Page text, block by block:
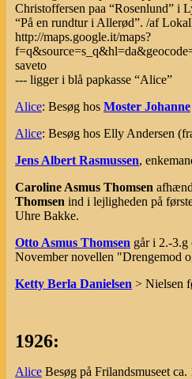
Christoffersen paa “Rosenlund” i
“På en rundtur i Allerød”. /af
http://maps.google.it/maps?
saveto
--- ligger i blå papkasse “Alice”
Alice: Besøg hos Moster Johanne
Alice: Besøg hos Elly Andersen
Jens Albert Rasmussen,
Caroline Asmus Thomsen
Thomsen ind i lejligheden på
Uhre Bakke.
Otto Asmus Thomsen går i 2.-
November novellen "Drengemod
Ketty Berla Danielsen > Nielsen
1926:
Alice Besøg på Frilandsmuseet ca.